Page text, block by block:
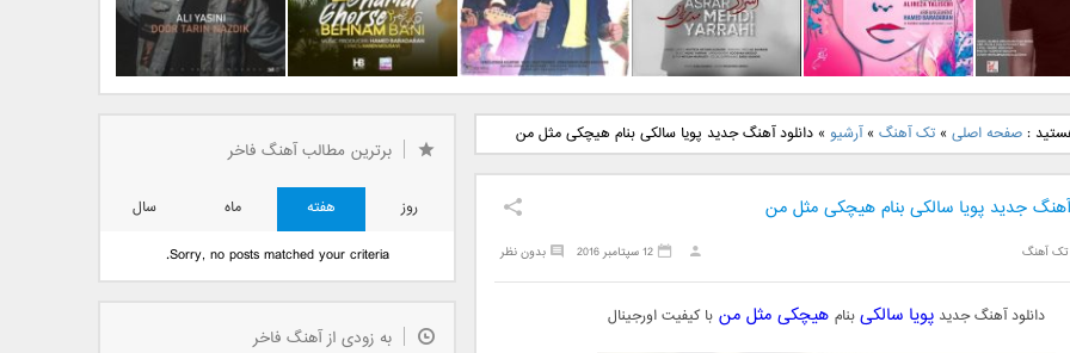
جدید رضا
نگار
دانلود آهنگ جدید علی
لهراسبی بنام صورت
دانلود آهنگ جدید مهدی
یراحی بنام اسرار
دانلود آهنگ جدید فرزاد
فرزین بنام آتیش
بانی بنام قرص قمر 2
یاسینی بنام دورترین نزدیک
:صفحه اصلی »تک آهنگ »آرشیو »دانلود آهنگ جدید پویا سالکی بنام هیچکی مثل من
آهنگ جدید پویا سالکی بنام هیچکی مثل من
تک آهنگ بدون نظر 12 سپتامبر 2016
دانلود آهنگ جدید پویا سالکیبنام هیچکی مثل من با کیفیت اورجینال
برترین مطالب آهنگ فاخر
روز هفته ماه
سال
Sorry, no posts matched your criteria.
به زودی از آهنگ فاخر